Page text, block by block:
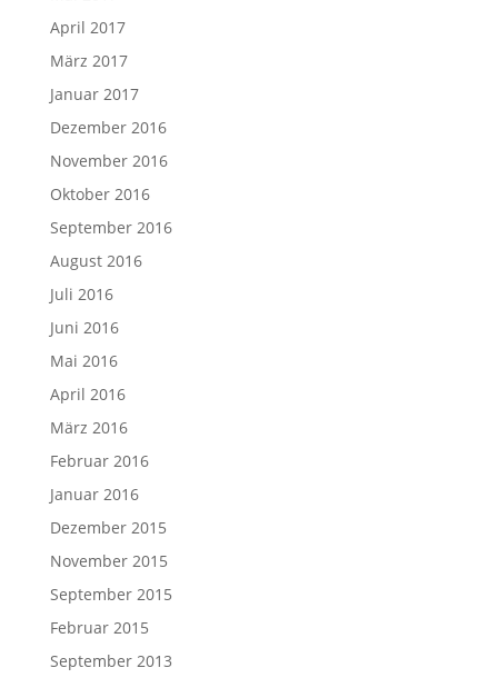
April 2017
März 2017
Januar 2017
Dezember 2016
November 2016
Oktober 2016
September 2016
August 2016
Juli 2016
Juni 2016
Mai 2016
April 2016
März 2016
Februar 2016
Januar 2016
Dezember 2015
November 2015
September 2015
Februar 2015
September 2013